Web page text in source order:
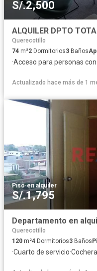
S/.2,500
Querecotillo
74 m²2 Dormitorios3 Baños
·Acceso para personas
Actualizado hace más de 1
Piso·en alquiler
S/.1,795
Querecotillo
120 m²4 Dormitorios3 Baños
·Cuarto de servicio·Cochera